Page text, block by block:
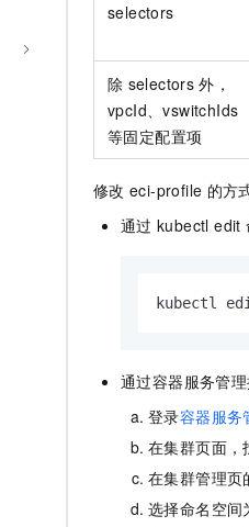
selectors
除 selectors 外，
vpcId、vswitchIds
等固定配置项
修改 eci-profile 的方
通过 kubectl edit
kubectl
通过容器服务管
登录容器服务
在集群页面，
在集群管理页
选择命名空间